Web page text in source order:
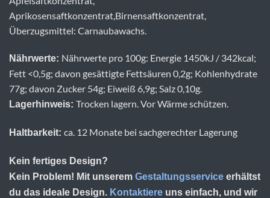
Aprikosensaftkonzentrat,Birnensaftkonzentrat,
Überzugsmittel: Carnaubawachs.
Nährwerte: Nährwerte pro 100g: Energie 1450kJ / 342kcal;
Fett <0,5g; davon gesättigte Fettsäuren 0,2g; Kohlenhydrate
77g; davon Zucker 54g; Eiweiß 6,9g; Salz 0,10g.
Lagerhinweis: Trocken lagern. Vor Wärme schützen.
Haltbarkeit: ca. 12 Monate bei sachgerechter Lagerung
Kein fertiges Design?
Kein Problem! Mit unserem Gestaltungsservice erhältst
du das ideale Design. Kontaktiere uns einfach, und wir